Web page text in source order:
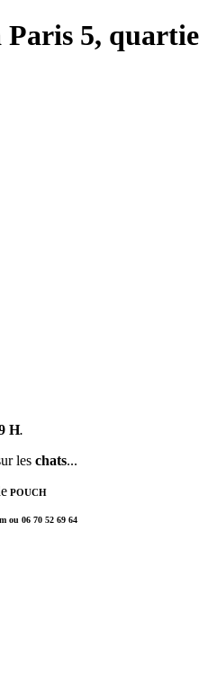
5,
H.
les chats...
POUCH
ou 06 70 52 69 64